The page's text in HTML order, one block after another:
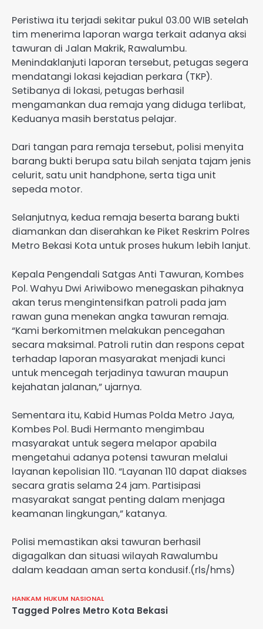
Peristiwa itu terjadi sekitar pukul 03.00 WIB setelah
tim menerima laporan warga terkait adanya aksi
tawuran di Jalan Makrik, Rawalumbu.
Menindaklanjuti laporan tersebut, petugas segera
mendatangi lokasi kejadian perkara (TKP).
Setibanya di lokasi, petugas berhasil
mengamankan dua remaja yang diduga terlibat,
Keduanya masih berstatus pelajar.
Dari tangan para remaja tersebut, polisi menyita
barang bukti berupa satu bilah senjata tajam jenis
celurit, satu unit handphone, serta tiga unit
sepeda motor.
Selanjutnya, kedua remaja beserta barang bukti
diamankan dan diserahkan ke Piket Reskrim Polres
Metro Bekasi Kota untuk proses hukum lebih lanjut.
Kepala Pengendali Satgas Anti Tawuran, Kombes
Pol. Wahyu Dwi Ariwibowo menegaskan pihaknya
akan terus mengintensifkan patroli pada jam
rawan guna menekan angka tawuran remaja.
“Kami berkomitmen melakukan pencegahan
secara maksimal. Patroli rutin dan respons cepat
terhadap laporan masyarakat menjadi kunci
untuk mencegah terjadinya tawuran maupun
kejahatan jalanan,” ujarnya.
Sementara itu, Kabid Humas Polda Metro Jaya,
Kombes Pol. Budi Hermanto mengimbau
masyarakat untuk segera melapor apabila
mengetahui adanya potensi tawuran melalui
layanan kepolisian 110. “Layanan 110 dapat diakses
secara gratis selama 24 jam. Partisipasi
masyarakat sangat penting dalam menjaga
keamanan lingkungan,” katanya.
Polisi memastikan aksi tawuran berhasil
digagalkan dan situasi wilayah Rawalumbu
dalam keadaan aman serta kondusif.(rls/hms)
HANKAM HUKUM NASIONAL
Tagged Polres Metro Kota Bekasi